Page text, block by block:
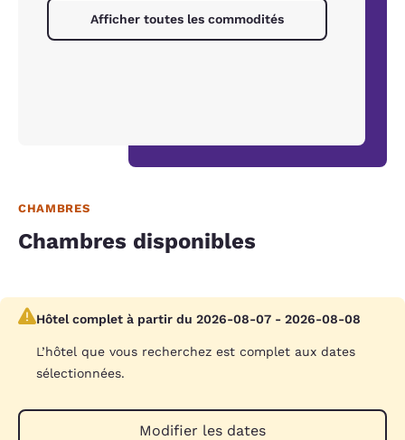
Afficher toutes les commodités
CHAMBRES
Chambres disponibles
Hôtel complet à partir du 2026-08-07 - 2026-08-08
L’hôtel que vous recherchez est complet aux dates
sélectionnées.
Modifier les dates